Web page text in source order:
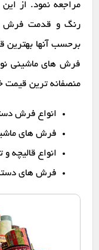
مراجعه نمود. از
رنگ و قدمت فرش
برحسب آنها بهترین
فرش های ماشینی
منصفانه ترین قیمت
انواع فرش
فرش های ماشینی (۷۰۰، ۱۰۰۰ و
انواع قالیچه
فرش های